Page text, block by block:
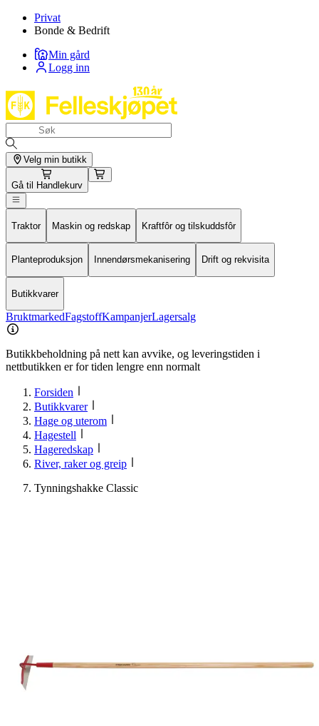
Privat
Bonde & Bedrift
Min gård
Logg inn
Velg min butikk
Gå til Handlekurv
Traktor Maskin og redskap Kraftfôr og tilskuddsfôr
Planteproduksjon Innendørsmekanisering Drift og rekvisita
Butikkvarer
BruktmarkedFagstoffKampanjerLagersalg
Butikkbeholdning på nett kan avvike, og leveringstiden i
nettbutikken er for tiden lengre enn normalt
Forsiden
Butikkvarer
Hage og uterom
Hagestell
Hageredskap
River, raker og greip
Tynningshakke Classic